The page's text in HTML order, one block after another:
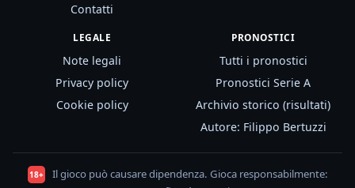
Contatti
LEGALE
Note legali
Privacy policy
Cookie policy
PRONOSTICI
Tutti i pronostici
Pronostici Serie A
Archivio storico (risultati)
Autore: Filippo Bertuzzi
18+
Il gioco può causare dipendenza. Gioca responsabilmente: